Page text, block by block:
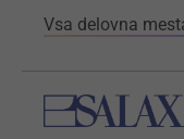
Vsa delovna